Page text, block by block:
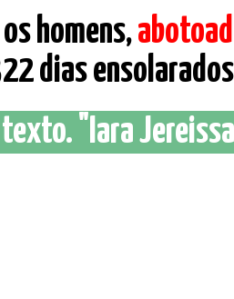
homens,
dias
"Iara